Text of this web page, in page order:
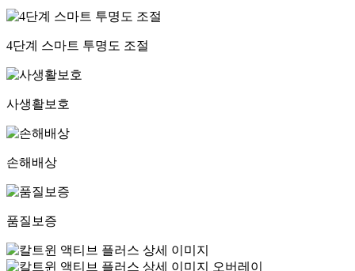
4단계 스마트 투명도 조절
사생활보호
손해배상
품질보증